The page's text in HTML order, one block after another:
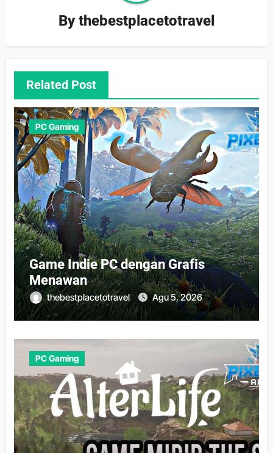
Bythebestplacetotravel
Related Post
PC Gaming
Game Indie PC dengan Grafis
Menawan
thebestplacetotravel Agu 5, 2026
PC Gaming